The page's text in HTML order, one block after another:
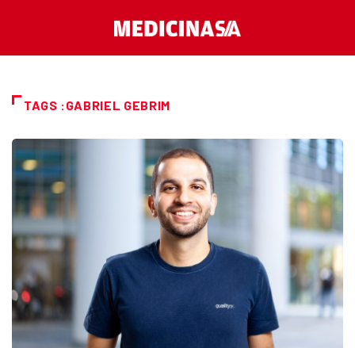
TAGS :GABRIEL GEBRIM